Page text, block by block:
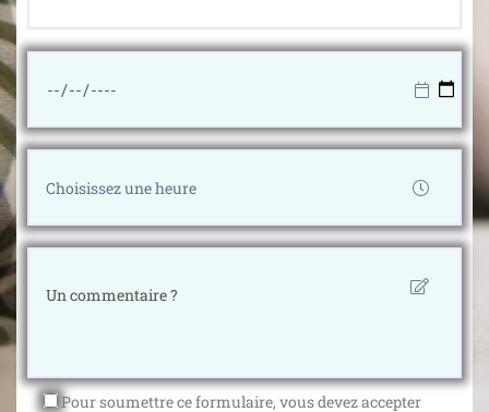
Pour soumettre ce formulaire, vous devez accepter